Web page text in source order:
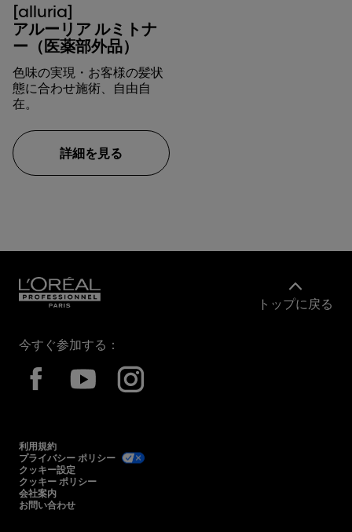
[alluria]
アルーリア ルミトナ
ー（医薬部外品）
色味の実現・お客様の髪状
態に合わせ施術、自由自
在。
詳細を見る
トップに戻る
今すぐ参加する：
利用規約
プライバシー ポリシー
クッキー設定
クッキー ポリシー
会社案内
お問い合わせ